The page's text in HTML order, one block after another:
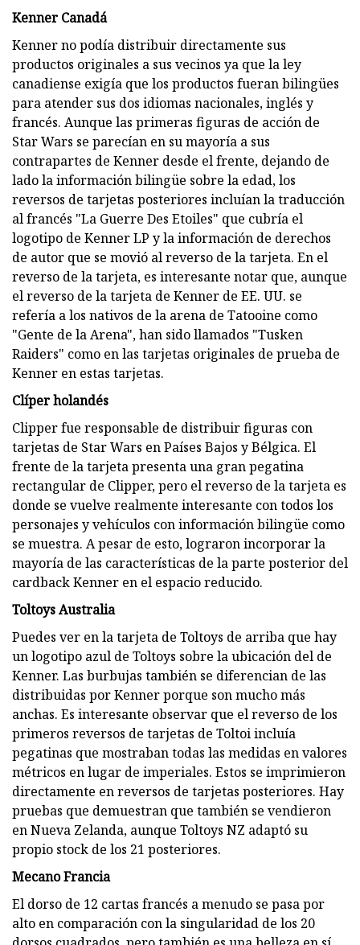
Kenner Canadá
Kenner no podía distribuir directamente sus
productos originales a sus vecinos ya que la ley
canadiense exigía que los productos fueran bilingües
para atender sus dos idiomas nacionales, inglés y
francés. Aunque las primeras figuras de acción de
Star Wars se parecían en su mayoría a sus
contrapartes de Kenner desde el frente, dejando de
lado la información bilingüe sobre la edad, los
reversos de tarjetas posteriores incluían la traducción
al francés "La Guerre Des Etoiles" que cubría el
logotipo de Kenner LP y la información de derechos
de autor que se movió al reverso de la tarjeta. En el
reverso de la tarjeta, es interesante notar que, aunque
el reverso de la tarjeta de Kenner de EE. UU. se
refería a los nativos de la arena de Tatooine como
"Gente de la Arena", han sido llamados "Tusken
Raiders" como en las tarjetas originales de prueba de
Kenner en estas tarjetas.
Clíper holandés
Clipper fue responsable de distribuir figuras con
tarjetas de Star Wars en Países Bajos y Bélgica. El
frente de la tarjeta presenta una gran pegatina
rectangular de Clipper, pero el reverso de la tarjeta es
donde se vuelve realmente interesante con todos los
personajes y vehículos con información bilingüe como
se muestra. A pesar de esto, lograron incorporar la
mayoría de las características de la parte posterior del
cardback Kenner en el espacio reducido.
Toltoys Australia
Puedes ver en la tarjeta de Toltoys de arriba que hay
un logotipo azul de Toltoys sobre la ubicación del de
Kenner. Las burbujas también se diferencian de las
distribuidas por Kenner porque son mucho más
anchas. Es interesante observar que el reverso de los
primeros reversos de tarjetas de Toltoi incluía
pegatinas que mostraban todas las medidas en valores
métricos en lugar de imperiales. Estos se imprimieron
directamente en reversos de tarjetas posteriores. Hay
pruebas que demuestran que también se vendieron
en Nueva Zelanda, aunque Toltoys NZ adaptó su
propio stock de los 21 posteriores.
Mecano Francia
El dorso de 12 cartas francés a menudo se pasa por
alto en comparación con la singularidad de los 20